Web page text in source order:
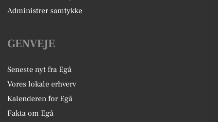
Administrer samtykke
GENVEJE
Seneste nyt fra Egå
Vores lokale erhverv
Kalenderen for Egå
Fakta om Egå